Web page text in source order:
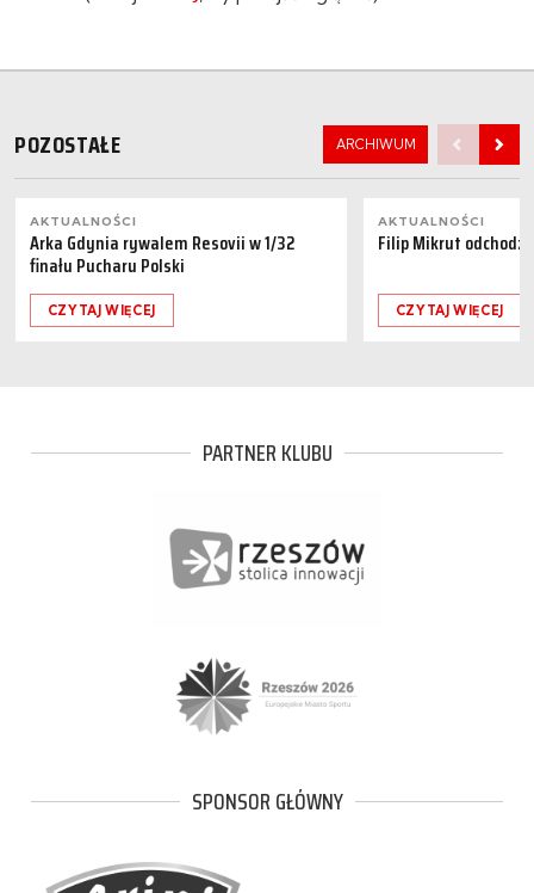
POZOSTAŁE ARCHIWUM
AKTUALNOŚCI
Arka Gdynia rywalem Resovii w 1/32
finału Pucharu Polski
CZYTAJ WIĘCEJ
AKTUALNOŚCI
Filip Mikrut
CZYTAJ WIĘCEJ
PARTNER KLUBU
SPONSOR GŁÓWNY